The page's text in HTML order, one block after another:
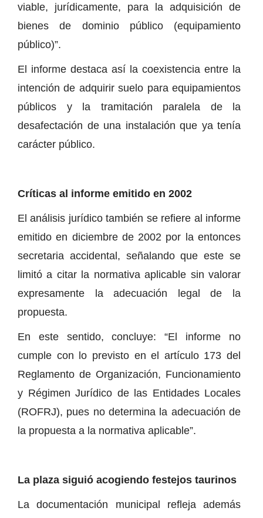
viable, jurídicamente, para la adquisición de
bienes de dominio público (equipamiento
público)”.
El informe destaca así la coexistencia entre la
intención de adquirir suelo para equipamientos
públicos y la tramitación paralela de la
desafectación de una instalación que ya tenía
carácter público.
Críticas al informe emitido en 2002
El análisis jurídico también se refiere al informe
emitido en diciembre de 2002 por la entonces
secretaria accidental, señalando que este se
limitó a citar la normativa aplicable sin valorar
expresamente la adecuación legal de la
propuesta.
En este sentido, concluye: “El informe no
cumple con lo previsto en el artículo 173 del
Reglamento de Organización, Funcionamiento
y Régimen Jurídico de las Entidades Locales
(ROFRJ), pues no determina la adecuación de
la propuesta a la normativa aplicable”.
La plaza siguió acogiendo festejos taurinos
La documentación municipal refleja además